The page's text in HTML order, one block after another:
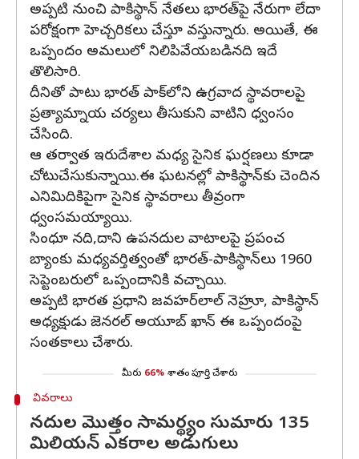
అప్పటి నుంచి పాకిస్థాన్ నేతలు భారత్‌పై నేరుగా లేదా
పరోక్షంగా హెచ్చరికలు చేస్తూ వస్తున్నారు. అయితే, ఈ
ఒప్పందం అమలులో నిలిపివేయబడినది ఇదే
తొలిసారి.
దీనితో పాటు భారత్‌ పాక్‌లోని ఉగ్రవాద స్థావరాలపై
ప్రత్యామ్నాయ చర్యలు తీసుకుని వాటిని ధ్వంసం
చేసింది.
ఆ తర్వాత ఇరుదేశాల మధ్య సైనిక ఘర్షణలు కూడా
చోటుచేసుకున్నాయి.ఈ ఘటనల్లో పాకిస్థాన్‌కు చెందిన
ఎనిమిదికిపైగా సైనిక స్థావరాలు తీవ్రంగా
ధ్వంసమయ్యాయి.
సింధూ నది,దాని ఉపనదుల వాటాలపై ప్రపంచ
బ్యాంకు మధ్యవర్తిత్వంతో భారత్-పాకిస్థాన్‌లు 1960
సెప్టెంబరులో ఒప్పందానికి వచ్చాయి.
అప్పటి భారత ప్రధాని జవహర్‌లాల్ నెహ్రూ, పాకిస్థాన్
అధ్యక్షుడు జెనరల్ అయూబ్ ఖాన్ ఈ ఒప్పందంపై
సంతకాలు చేశారు.
మీరు 66% శాతం పూర్తి చేశారు
వివరాలు
నదుల మొత్తం సామర్థ్యం సుమారు 135
మిలియన్ ఎకరాల అడుగులు